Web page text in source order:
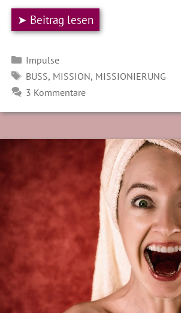
➤ Beitrag lesen
Kategorien
Impulse
SCHLAGWÖRTER
BUSS , MISSION, MISSIONIERUNG
3 Kommentare